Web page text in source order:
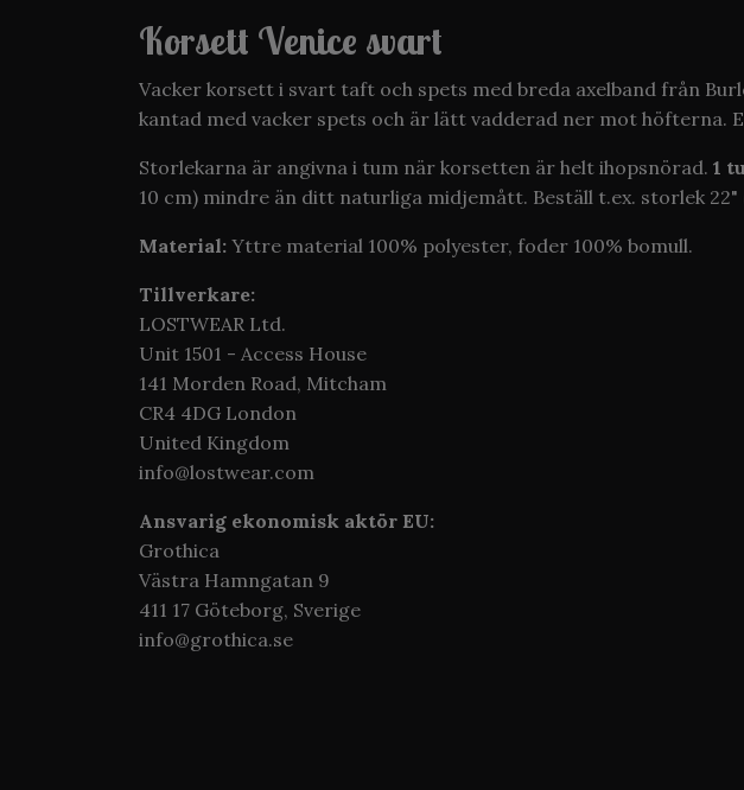
Korsett Venice svart
Vacker korsett i svart taft och spets med breda axelband från
kantad med vacker spets och är lätt vadderad ner mot
Storlekarna är angivna i tum när korsetten är helt ihopsnörad. 1
10 cm) mindre än ditt naturliga midjemått. Beställ t.ex. storlek
Material: Yttre material 100% polyester, foder 100% bomull.
Tillverkare:
LOSTWEAR Ltd.
Unit 1501 - Access House
141 Morden Road, Mitcham
CR4 4DG London
United Kingdom
info@lostwear.com
Ansvarig ekonomisk aktör EU:
Grothica
Västra Hamngatan 9
411 17 Göteborg, Sverige
info@grothica.se